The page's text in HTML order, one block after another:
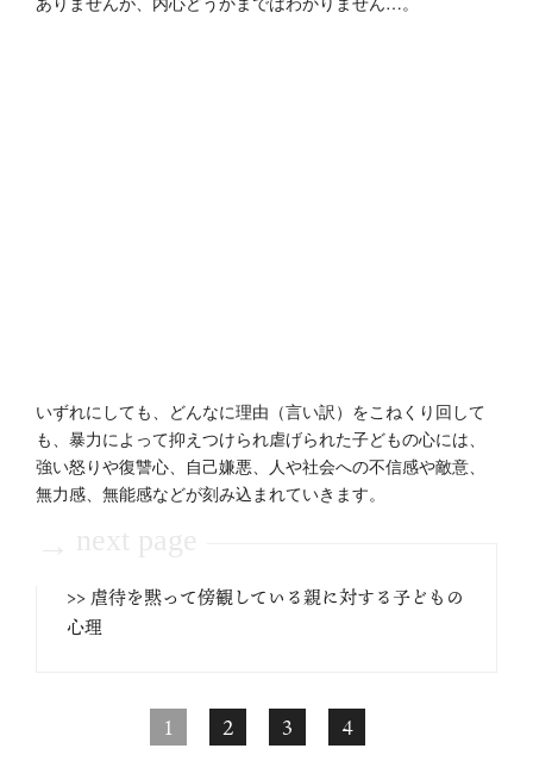
いずれにしても、どんなに理由（言い訳）をこねくり回して
も、暴力によって抑えつけられ虐げられた子どもの心には、
強い怒りや復讐心、自己嫌悪、人や社会への不信感や敵意、
無力感、無能感などが刻み込まれていきます。
>> 虐待を黙って傍観している親に対する子どもの
心理
1 2 3 4